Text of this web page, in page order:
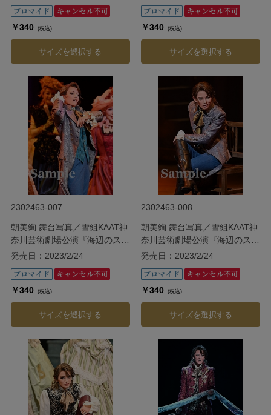
￥340 (税込)
サイズを選択する
￥340 (税込)
サイズを選択する
2302463-007
朝美絢 舞台写真／雪組KAAT神
奈川芸術劇場公演『海辺のスト
ルーエンセ』
発売日：2023/2/24
￥340 (税込)
サイズを選択する
2302463-008
朝美絢 舞台写真／雪組KAAT神
奈川芸術劇場公演『海辺のスト
ルーエンセ』
発売日：2023/2/24
￥340 (税込)
サイズを選択する